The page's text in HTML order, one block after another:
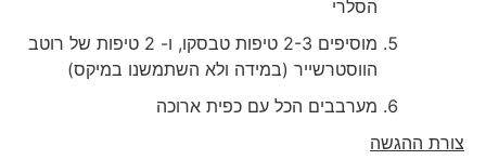
הסלרי
מוסיפים 2-3 טיפות טבסקו, ו- 2 טיפות של רוטב
הווסטרשייר (במידה ולא השתמשנו במיקס)
מערבבים הכל עם כפית ארוכה
צורת ההגשה